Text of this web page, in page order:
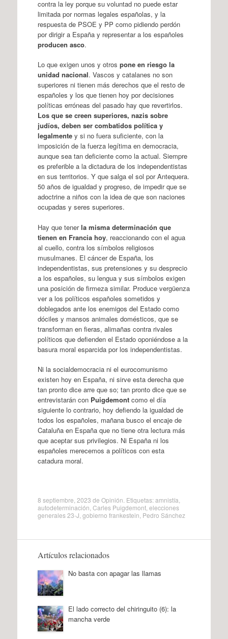
contra la ley porque su voluntad no puede estar
limitada por normas legales españolas, y la
respuesta de PSOE y PP como pidiendo perdón
por dirigir a España y representar a los españoles
producen asco.
Lo que exigen unos y otros pone en riesgo la
unidad nacional. Vascos y catalanes no son
superiores ni tienen más derechos que el resto de
españoles y los que tienen hoy por decisiones
políticas erróneas del pasado hay que revertirlos.
Los que se creen superiores, nazis sobre
judíos, deben ser combatidos política y
legalmentey si no fuera suficiente, con la
imposición de la fuerza legítima en democracia,
aunque sea tan deficiente como la actual. Siempre
es preferible a la dictadura de los independentistas
en sus territorios. Y que salga el sol por Antequera.
50 años de igualdad y progreso, de impedir que se
adoctrine a niños con la idea de que son naciones
ocupadas y seres superiores.
Hay que tenerla misma determinación que
tienen en Francia hoy, reaccionando con el agua
al cuello, contra los símbolos religiosos
musulmanes. El cáncer de España, los
independentistas, sus pretensiones y su desprecio
a los españoles, su lengua y sus símbolos exigen
una posición de firmeza similar. Produce vergüenza
ver a los políticos españoles sometidos y
doblegados ante los enemigos del Estado como
dóciles y mansos animales domésticos, que se
transforman en fieras, alimañas contra rivales
políticos que defienden el Estado oponiéndose a la
basura moral esparcida por los independentistas.
Ni la socialdemocracia ni el eurocomunismo
existen hoy en España, ni sirve esta derecha que
tan pronto dice arre que so; tan pronto dice que se
entrevistarán con Puigdemontcomo el día
siguiente lo contrario, hoy defiendo la igualdad de
todos los españoles, mañana busco el encaje de
Cataluña en España que no tiene otra lectura más
que aceptar sus privilegios. Ni España ni los
españoles merecemos a políticos con esta
catadura moral.
8 septiembre, 2023 de Opinión . Etiquetas:amnistía
autodeterminación Carles Puigdemont, elecciones
generales 23-J gobierno frankestein Pedro Sánchez
Artículos relacionados
No basta con apagar las llamas
El lado correcto del chiringuito (6): la
mancha verde